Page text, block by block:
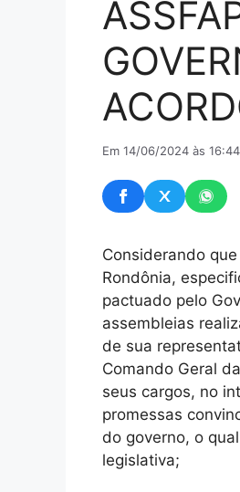
Em 14/06/2024 às 16:44
Considerando
Rondônia,
pactuado pelo
assembleias
de sua
Comando Geral
seus cargos, no
promessas
do governo, o
legislativa;